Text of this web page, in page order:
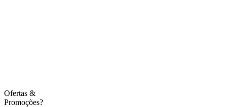
Ofertas &
Promoções?